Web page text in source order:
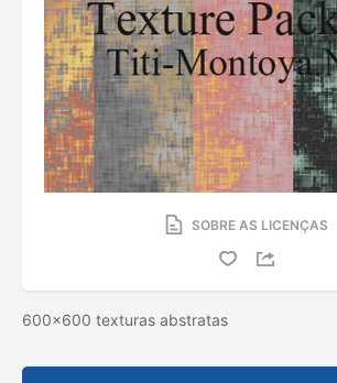
SOBRE AS LICENÇAS
600x600 texturas abstratas